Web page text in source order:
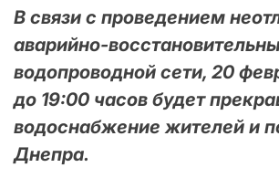
В связи с проведением
аварийно-
водопроводной сети, 20
до 19:00 часов будет
водоснабжение жителей и
Днепра.